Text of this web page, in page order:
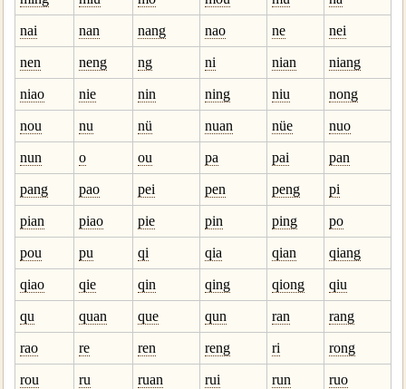
nai nan nang nao ne nei
nen neng ng ni nian niang
niao nie nin ning niu nong
nou nu nü nuan nüe nuo
nun o ou pa pai pan
pang pao pei pen peng pi
pian piao pie pin ping po
pou pu qi qia qian qiang
qiao qie qin qing qiong qiu
qu quan que qun ran rang
rao re ren reng ri rong
rou ru ruan rui run ruo